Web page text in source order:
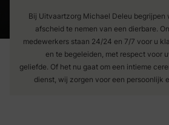
Bij Uitvaartzorg Michael Deleu begrijpen
afscheid te nemen van een dierbare.
medewerkers staan 24/24 en 7/7 voor u
en te begeleiden, met respect voor
geliefde. Of het nu gaat om een intieme
dienst, wij zorgen voor een persoonlijk